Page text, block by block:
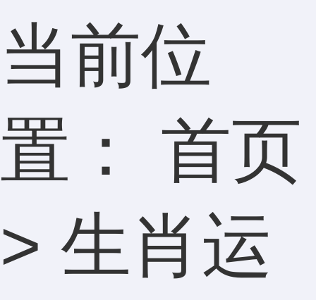
当前位
置： 首页
> 生肖运